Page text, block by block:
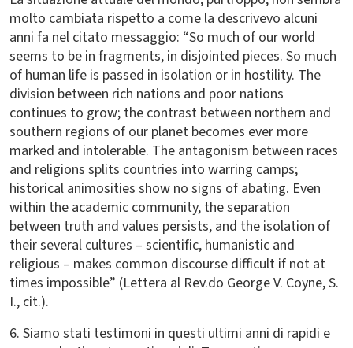
molto cambiata rispetto a come la descrivevo alcuni
anni fa nel citato messaggio: “So much of our world
seems to be in fragments, in disjointed pieces. So much
of human life is passed in isolation or in hostility. The
division between rich nations and poor nations
continues to grow; the contrast between northern and
southern regions of our planet becomes ever more
marked and intolerable. The antagonism between races
and religions splits countries into warring camps;
historical animosities show no signs of abating. Even
within the academic community, the separation
between truth and values persists, and the isolation of
their several cultures – scientific, humanistic and
religious – makes common discourse difficult if not at
times impossible” (Lettera al Rev.do George V. Coyne, S.
I., cit.).
6. Siamo stati testimoni in questi ultimi anni di rapidi e